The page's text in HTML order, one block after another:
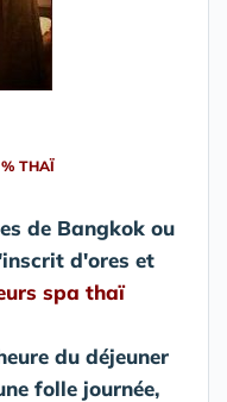
% THAÏ
de Bangkok ou
d'ores et
spa thaï
du déjeuner
folle journée,